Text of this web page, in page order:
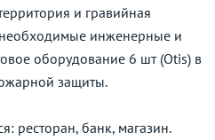
и гравийная
необходимые инженерные и
оборудование 6 шт (Otis) в
защиты.
ресторан, банк, магазин.